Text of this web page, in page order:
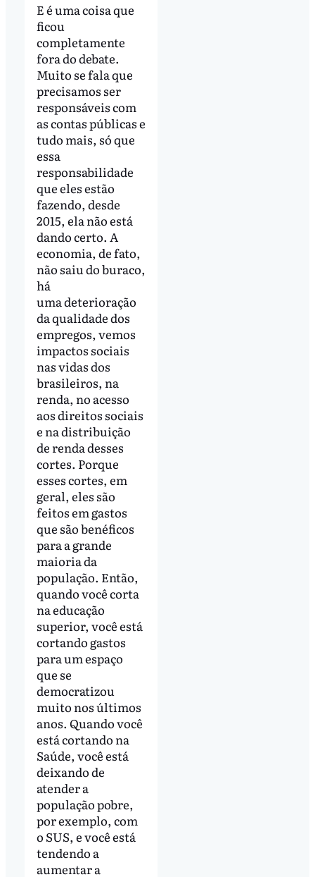
E é uma coisa que
ficou
completamente
fora do debate.
Muito se fala que
precisamos ser
responsáveis com
as contas públicas e
tudo mais, só que
essa
responsabilidade
que eles estão
fazendo, desde
2015, ela não está
dando certo. A
economia, de fato,
não saiu do buraco,
há
uma deterioração
da qualidade dos
empregos, vemos
impactos sociais
nas vidas dos
brasileiros, na
renda, no acesso
aos direitos sociais
e na distribuição
de renda desses
cortes. Porque
esses cortes, em
geral, eles são
feitos em gastos
que são benéficos
para a grande
maioria da
população. Então,
quando você corta
na educação
superior, você está
cortando gastos
para um espaço
que se
democratizou
muito nos últimos
anos. Quando você
está cortando na
Saúde, você está
deixando de
atender a
população pobre,
por exemplo, com
o SUS, e você está
tendendo a
aumentar a